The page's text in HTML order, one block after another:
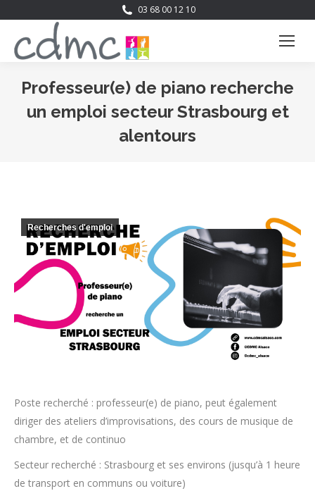
03 68 00 12 10
Professeur(e) de piano recherche
un emploi secteur Strasbourg et
alentours
Recherches d'emploi
Poste recherché : professeur(e) de piano, peut également
diriger des ateliers d’improvisations, des cours de musique de
chambre, et de continuo
Secteur recherché : Strasbourg et ses environs (jusqu’à 1 heure
de transport en communs ou voiture)